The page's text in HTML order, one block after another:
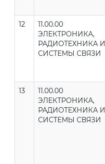
12
11.00.00
ЭЛЕКТРОНИКА,
РАДИОТЕХНИКА И
СИСТЕМЫ СВЯЗИ
13
11.00.00
ЭЛЕКТРОНИКА,
РАДИОТЕХНИКА И
СИСТЕМЫ СВЯЗИ